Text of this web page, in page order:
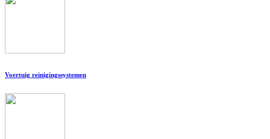
Voertuig reinigingssystemen